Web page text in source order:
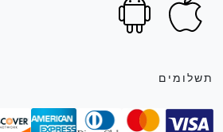
תשלומים